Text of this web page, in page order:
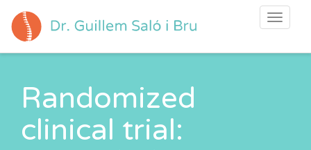
Toggle
Randomized
clinical trial: